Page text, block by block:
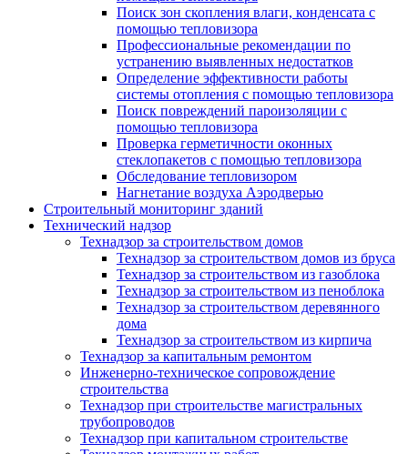
Поиск зон скопления влаги, конденсата с
помощью тепловизора
Профессиональные рекомендации по
устранению выявленных недостатков
Определение эффективности работы
системы отопления с помощью тепловизора
Поиск повреждений пароизоляции с
помощью тепловизора
Проверка герметичности оконных
стеклопакетов с помощью тепловизора
Обследование тепловизором
Нагнетание воздуха Аэродверью
Строительный мониторинг зданий
Технический надзор
Технадзор за строительством домов
Технадзор за строительством домов из бруса
Технадзор за строительством из газоблока
Технадзор за строительством из пеноблока
Технадзор за строительством деревянного
дома
Технадзор за строительством из кирпича
Технадзор за капитальным ремонтом
Инженерно-техническое сопровождение
строительства
Технадзор при строительстве магистральных
трубопроводов
Технадзор при капитальном строительстве